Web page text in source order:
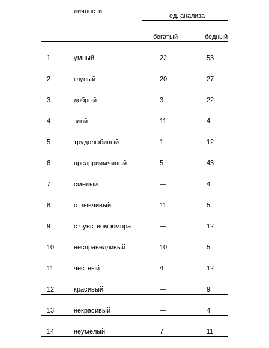
личности
ед. анализа
богатый бедный
1 умный 22 53
2 глупый 20 27
3 добрый 3 22
4 злой 11 4
5 трудолюбивый 1 12
6 предприимчивый 5 43
7 смелый — 4
8 отзывчивый 11 5
9 с чувством юмора — 12
10 несправедливый 10 5
11 честный 4 12
12 красивый — 9
13 некрасивый — 4
14 неумелый 7 11